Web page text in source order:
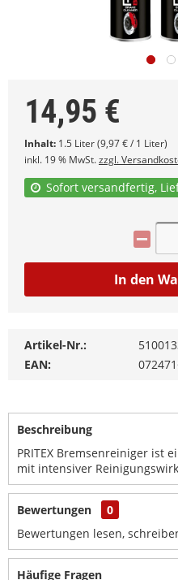
14,95 €
Inhalt: 1.5 Liter (9,97 € / 1 Liter)
inkl. 19 % MwSt.zzgl.
Sofort versandfertig,
In den
Artikel-Nr.:
EAN:
Beschreibung
PRITEX Bremsenreiniger ist
mit intensiver
Bewertungen
0
Bewertungen lesen,
Häufige Fragen